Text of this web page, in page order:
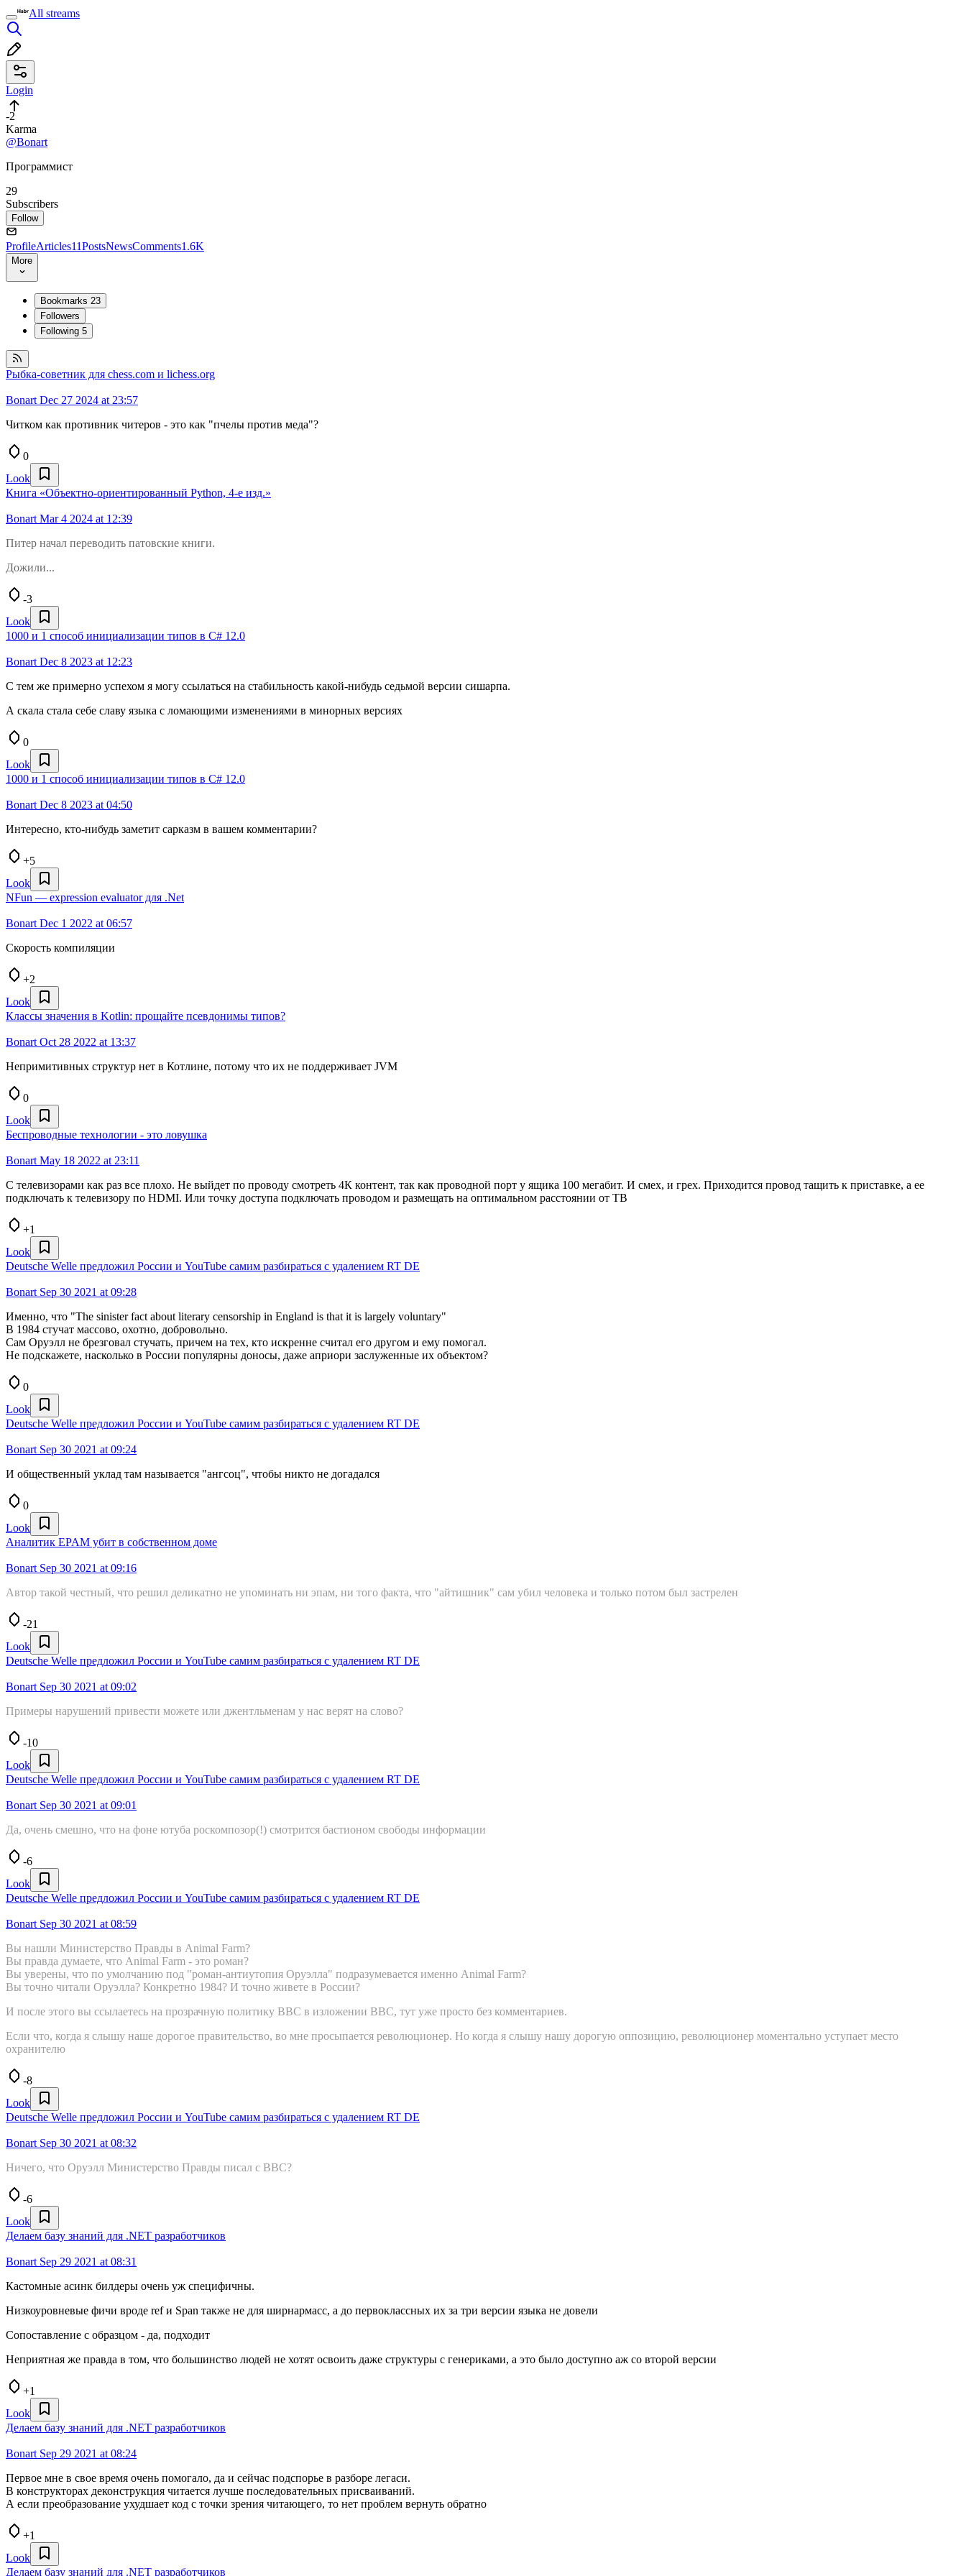
All streams
Login
-2
Karma
@Bonart
Программист
29
Subscribers
Follow
ProfileArticles11PostsNewsComments1.6K
More
Bookmarks 23
Followers
Following 5
Рыбка-советник для chess.com и lichess.org
Bonart Dec 27 2024 at 23:57
Читком как противник читеров - это как "пчелы против меда"?
0
Look
Книга «Объектно-ориентированный Python, 4-е изд.»
Bonart Mar 4 2024 at 12:39
Питер начал переводить патовские книги.
Дожили...
-3
Look
1000 и 1 способ инициализации типов в C# 12.0
Bonart Dec 8 2023 at 12:23
С тем же примерно успехом я могу ссылаться на стабильность какой-нибудь седьмой версии сишарпа.
А скала стала себе славу языка с ломающими изменениями в минорных версиях
0
Look
1000 и 1 способ инициализации типов в C# 12.0
Bonart Dec 8 2023 at 04:50
Интересно, кто-нибудь заметит сарказм в вашем комментарии?
+5
Look
NFun — expression evaluator для .Net
Bonart Dec 1 2022 at 06:57
Скорость компиляции
+2
Look
Классы значения в Kotlin: прощайте псевдонимы типов?
Bonart Oct 28 2022 at 13:37
Непримитивных структур нет в Котлине, потому что их не поддерживает JVM
0
Look
Беспроводные технологии - это ловушка
Bonart May 18 2022 at 23:11
С телевизорами как раз все плохо. Не выйдет по проводу смотреть 4К контент, так как проводной порт у ящика 100 мегабит. И смех, и грех. Приходится провод тащить к приставке, а ее
подключать к телевизору по HDMI. Или точку доступа подключать проводом и размещать на оптимальном расстоянии от ТВ
+1
Look
Deutsche Welle предложил России и YouTube самим разбираться с удалением RT DE
Bonart Sep 30 2021 at 09:28
Именно, что "The sinister fact about literary censorship in England is that it is largely voluntary"
В 1984 стучат массово, охотно, добровольно.
Сам Оруэлл не брезговал стучать, причем на тех, кто искренне считал его другом и ему помогал.
Не подскажете, насколько в России популярны доносы, даже априори заслуженные их объектом?
0
Look
Deutsche Welle предложил России и YouTube самим разбираться с удалением RT DE
Bonart Sep 30 2021 at 09:24
И общественный уклад там называется "ангсоц", чтобы никто не догадался
0
Look
Аналитик EPAM убит в собственном доме
Bonart Sep 30 2021 at 09:16
Автор такой честный, что решил деликатно не упоминать ни эпам, ни того факта, что "айтишник" сам убил человека и только потом был застрелен
-21
Look
Deutsche Welle предложил России и YouTube самим разбираться с удалением RT DE
Bonart Sep 30 2021 at 09:02
Примеры нарушений привести можете или джентльменам у нас верят на слово?
-10
Look
Deutsche Welle предложил России и YouTube самим разбираться с удалением RT DE
Bonart Sep 30 2021 at 09:01
Да, очень смешно, что на фоне ютуба роскомпозор(!) смотрится бастионом свободы информации
-6
Look
Deutsche Welle предложил России и YouTube самим разбираться с удалением RT DE
Bonart Sep 30 2021 at 08:59
Вы нашли Министерство Правды в Animal Farm?
Вы правда думаете, что Animal Farm - это роман?
Вы уверены, что по умолчанию под "роман-антиутопия Оруэлла" подразумевается именно Animal Farm?
Вы точно читали Оруэлла? Конкретно 1984? И точно живете в России?
И после этого вы ссылаетесь на прозрачную политику BBC в изложении BBC, тут уже просто без комментариев.
Если что, когда я слышу наше дорогое правительство, во мне просыпается революционер. Но когда я слышу нашу дорогую оппозицию, революционер моментально уступает место
охранителю
-8
Look
Deutsche Welle предложил России и YouTube самим разбираться с удалением RT DE
Bonart Sep 30 2021 at 08:32
Ничего, что Оруэлл Министерство Правды писал с BBC?
-6
Look
Делаем базу знаний для .NET разработчиков
Bonart Sep 29 2021 at 08:31
Кастомные асинк билдеры очень уж специфичны.
Низкоуровневые фичи вроде ref и Span также не для ширнармасс, а до первоклассных их за три версии языка не довели
Сопоставление с образцом - да, подходит
Неприятная же правда в том, что большинство людей не хотят освоить даже структуры с генериками, а это было доступно аж со второй версии
+1
Look
Делаем базу знаний для .NET разработчиков
Bonart Sep 29 2021 at 08:24
Первое мне в свое время очень помогало, да и сейчас подспорье в разборе легаси.
В конструкторах деконструкция читается лучше последовательных присваиваний.
А если преобразование ухудшает код с точки зрения читающего, то нет проблем вернуть обратно
+1
Look
Делаем базу знаний для .NET разработчиков